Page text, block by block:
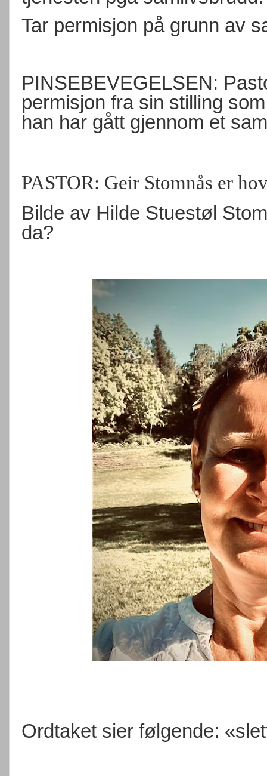
Tar permisjon på grunn av
PINSEBEVEGELSEN:
permisjon fra sin stilling
han har gått gjennom et
PASTOR: Geir Stomnås er
Bilde av Hilde Stuestøl
da?
Ordtaket sier følgende: